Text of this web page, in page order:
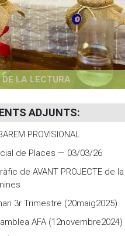
DE LA LECTURA
ADJUNTS:
PROVISIONAL
de Places — 03/03/26
de AVANT PROJECTE de
3r Trimestre (20maig2025)
AFA (12novembre2024)